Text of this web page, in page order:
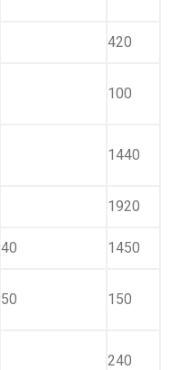
420
100
1440
1920
40
1450
50 150
240